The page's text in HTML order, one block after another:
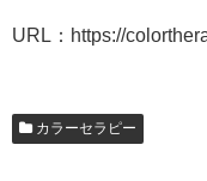
URL：https://
カラーセラピー